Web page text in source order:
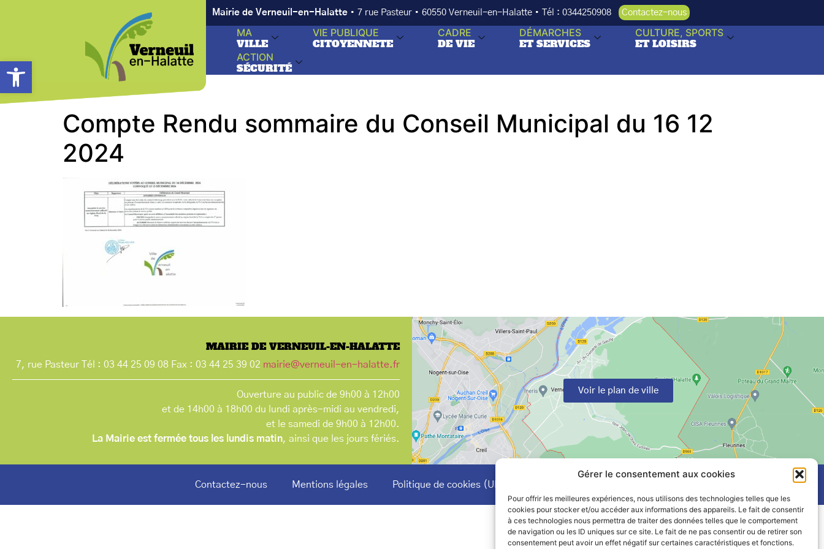
Ouvrir la barre d’outils
Gérer le consentement aux cookies
Pour offrir les meilleures expériences, nous utilisons des technologies telles que les
cookies pour stocker et/ou accéder aux informations des appareils. Le fait de consentir
à ces technologies nous permettra de traiter des données telles que le comportement
de navigation ou les ID uniques sur ce site. Le fait de ne pas consentir ou de retirer son
consentement peut avoir un effet négatif sur certaines caractéristiques et fonctions.
Mairie de Verneuil-en-Halatte • 7 rue Pasteur • 60550 Verneuil-en-Halatte • Tél : 0344250908 Contactez-nous
MA
VILLE
VIE PUBLIQUE
CITOYENNETE
CADRE
DE VIE
DÉMARCHES
ET SERVICES
CULTURE, SPORTS
ET LOISIRS
ACTION
SÉCURITÉ
Compte Rendu sommaire du Conseil Municipal du 16 12
2024
MAIRIE DE VERNEUIL-EN-HALATTE
7, rue Pasteur Tél : 03 44 25 09 08 Fax : 03 44 25 39 02 mairie@verneuil-en-halatte.fr
Ouverture au public de 9h00 à 12h00
et de 14h00 à 18h00 du lundi après-midi au vendredi,
et le samedi de 9h00 à 12h00.
La Mairie est fermée tous les lundis matin, ainsi que les jours fériés.
Voir le plan de ville
Contactez-nous Mentions légales Politique de cookies (UE)